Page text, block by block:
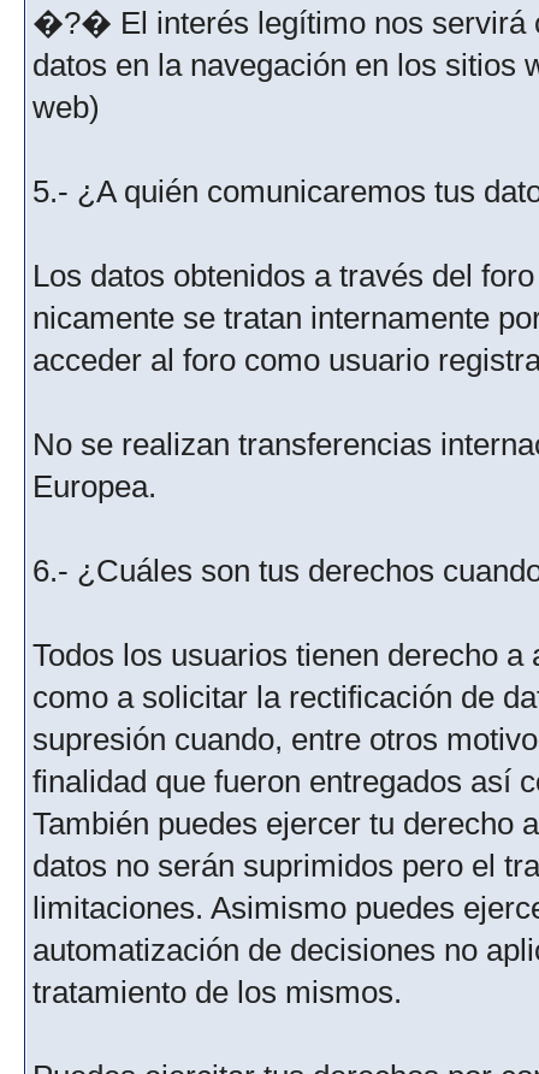
�?� El interés legítimo nos servirá
datos en la navegación en los sitios
web)
5.- ¿A quién comunicaremos tus
Los datos obtenidos a través del
nicamente se tratan internamente
acceder al foro como usuario
No se realizan transferencias
Europea.
6.- ¿Cuáles son tus derechos
Todos los usuarios tienen derecho
como a solicitar la rectificación de
supresión cuando, entre otros
finalidad que fueron entregados así
También puedes ejercer tu derecho
datos no serán suprimidos pero el
limitaciones. Asimismo puedes
automatización de decisiones no
tratamiento de los mismos.